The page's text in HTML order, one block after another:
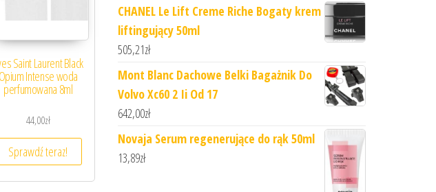
Saint Laurent Black
Opium Intense woda
perfumowana 8ml
44,00zł
Sprawdź teraz!
CHANEL Le Lift Creme Riche Bogaty krem
liftingujący 50ml
505,21zł
Mont Blanc Dachowe Belki Bagażnik Do
Volvo Xc60 2 Ii Od 17
642,00zł
Novaja Serum regenerujące do rąk 50ml
13,89zł